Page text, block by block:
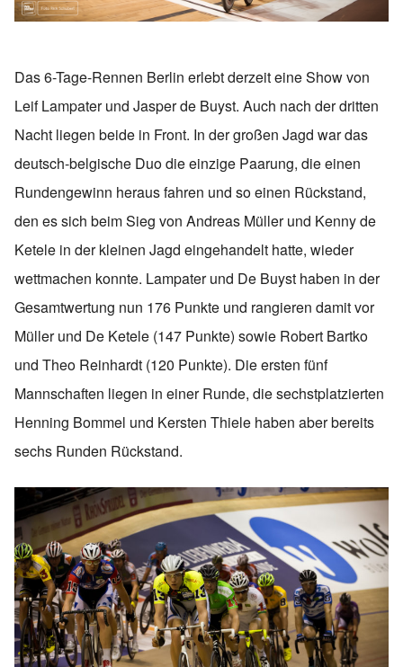
Das 6-Tage-Rennen Berlin erlebt derzeit eine Show von
Leif Lampater und Jasper de Buyst. Auch nach der dritten
Nacht liegen beide in Front. In der großen Jagd war das
deutsch-belgische Duo die einzige Paarung, die einen
Rundengewinn heraus fahren und so einen Rückstand,
den es sich beim Sieg von Andreas Müller und Kenny de
Ketele in der kleinen Jagd eingehandelt hatte, wieder
wettmachen konnte. Lampater und De Buyst haben in der
Gesamtwertung nun 176 Punkte und rangieren damit vor
Müller und De Ketele (147 Punkte) sowie Robert Bartko
und Theo Reinhardt (120 Punkte). Die ersten fünf
Mannschaften liegen in einer Runde, die sechstplatzierten
Henning Bommel und Kersten Thiele haben aber bereits
sechs Runden Rückstand.